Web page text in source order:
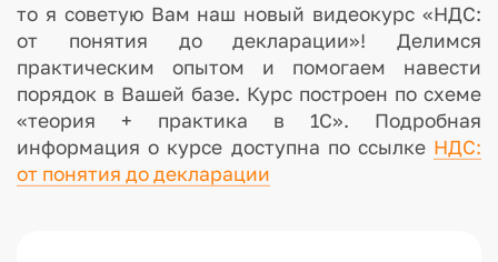
то я советую Вам наш новый видеокурс «НДС:
от понятия до декларации»! Делимся
практическим опытом и помогаем навести
порядок в Вашей базе. Курс построен по схеме
«теория + практика в 1С». Подробная
информация о курсе доступна по ссылке НДС:
от понятия до декларации